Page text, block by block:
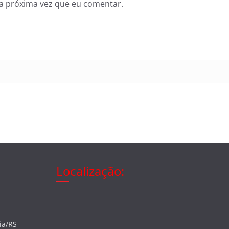
próxima vez que eu comentar.
RS
Localização: